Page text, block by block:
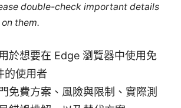
double-check important details
them.
於想要在 Edge 瀏覽器中使用免
的使用者
免費方案、風險與限制、實際測